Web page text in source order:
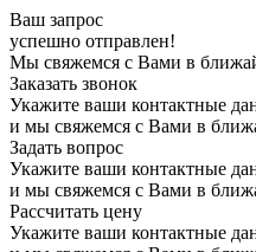
Ваш запрос
успешно отправлен!
Мы свяжемся с Вами в
Заказать звонок
Укажите ваши контактные
и мы свяжемся с Вами в
Задать вопрос
Укажите ваши контактные
и мы свяжемся с Вами в
Рассчитать цену
Укажите ваши контактные